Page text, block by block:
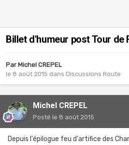
Billet d'humeur post Tour de
Par Michel CREPEL
le 8 août 2015 dans Discussions Route
Michel CREPEL
Posté le 8 août 2015
Depuis l'épilogue feu d'artifice des